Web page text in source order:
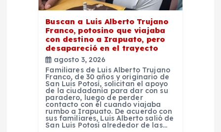
Buscan a Luis Alberto Trujano
Franco, potosino que viajaba
con destino a Irapuato, pero
desapareció en el trayecto
agosto 3, 2026
Familiares de Luis Alberto Trujano
Franco, de 30 años y originario de
San Luis Potosí, solicitan el apoyo
de la ciudadanía para dar con su
paradero, luego de perder
contacto con él cuando viajaba
rumbo a Irapuato. De acuerdo con
sus familiares, Luis Alberto salió de
San Luis Potosí alrededor de las…